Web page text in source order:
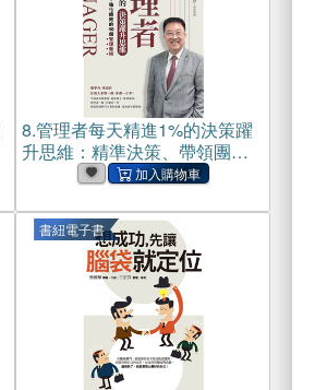
8.管理者每天精進1%的決策躍
升思維：精準決策、帶領團
隊、強化績效的40個管理藝術
書紐電子書